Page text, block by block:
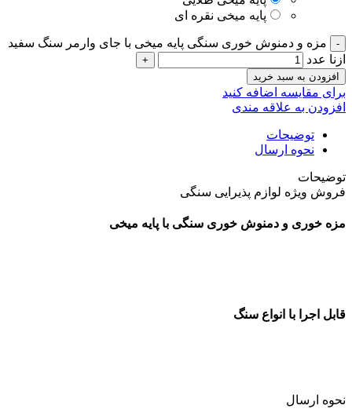
پایه میخی نقره ای
مزه و دمنوش خوری سنگی پایه میخی با جای وارمر سنگ سفید
ازنا عدد
افزودن به سبد خرید
برای مقایسه اضافه کنید
افزودن به علاقه مندی
توضیحات
نحوه ارسال
توضیحات
فروش ویژه لوازم پذیرایی سنگی
مزه خوری و دمنوش خوری سنگی با پایه میخی
قابل اجرا با انواع سنگ
نحوه ارسال